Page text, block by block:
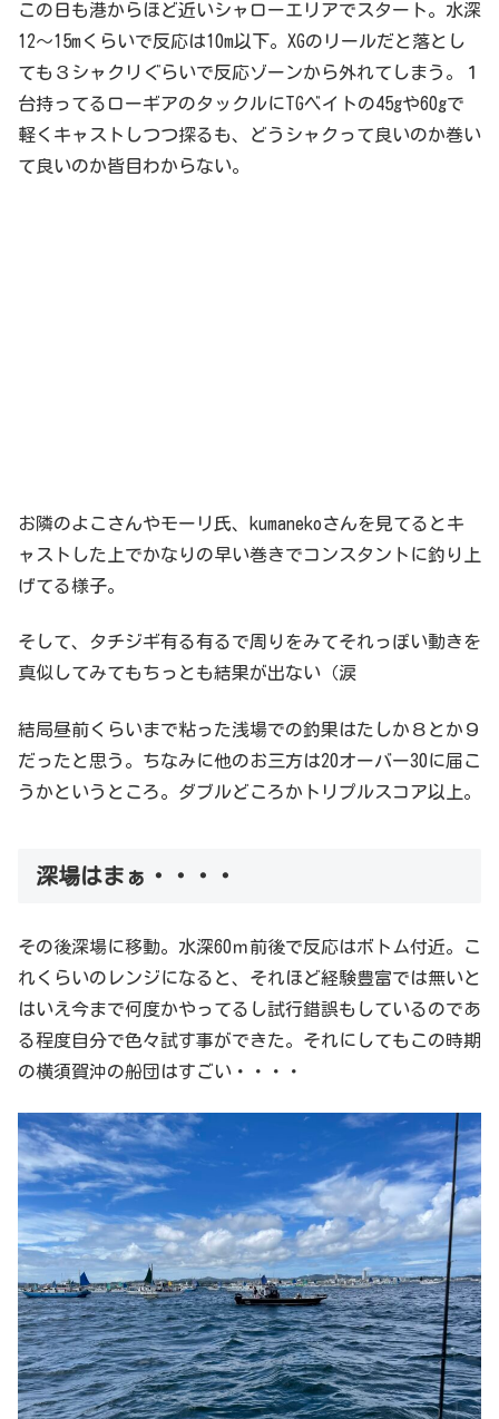
この日も港からほど近いシャローエリアでスタート。水深
12～15mくらいで反応は10m以下。XGのリールだと落とし
ても３シャクリぐらいで反応ゾーンから外れてしまう。１
台持ってるローギアのタックルにTGベイトの45gや60gで
軽くキャストしつつ探るも、どうシャクって良いのか巻い
て良いのか皆目わからない。
お隣のよこさんやモーリ氏、kumanekoさんを見てるとキ
ャストした上でかなりの早い巻きでコンスタントに釣り上
げてる様子。
そして、タチジギ有る有るで周りをみてそれっぽい動きを
真似してみてもちっとも結果が出ない（涙
結局昼前くらいまで粘った浅場での釣果はたしか８とか９
だったと思う。ちなみに他のお三方は20オーバー30に届こ
うかというところ。ダブルどころかトリプルスコア以上。
深場はまぁ・・・・
その後深場に移動。水深60ｍ前後で反応はボトム付近。こ
れくらいのレンジになると、それほど経験豊富では無いと
はいえ今まで何度かやってるし試行錯誤もしているのであ
る程度自分で色々試す事ができた。それにしてもこの時期
の横須賀沖の船団はすごい・・・・